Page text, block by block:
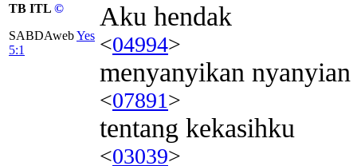
TB ITL ©
SABDAwebYes
5:1
Aku hendak
<04994>
menyanyikan nyanyian
<07891>
tentang kekasihku
<03039>